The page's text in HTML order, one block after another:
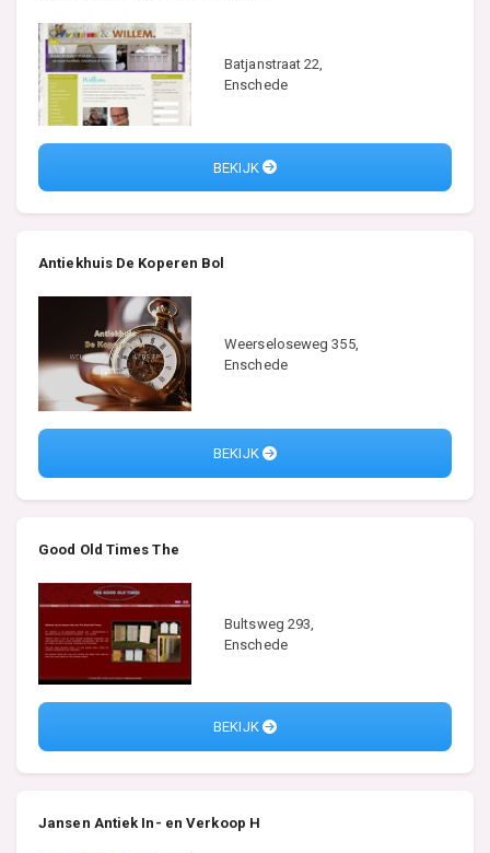
Batjanstraat 22,
Enschede
BEKIJK
Antiekhuis De Koperen Bol
Weerseloseweg 355,
Enschede
BEKIJK
Good Old Times The
Bultsweg 293,
Enschede
BEKIJK
Jansen Antiek In- en Verkoop H